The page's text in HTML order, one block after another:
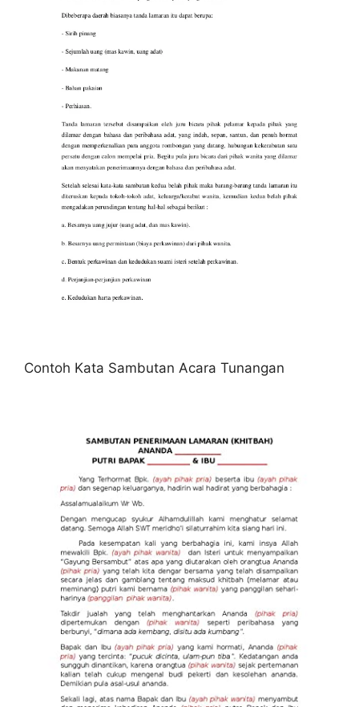
Contoh Kata Sambutan Acara Tunangan